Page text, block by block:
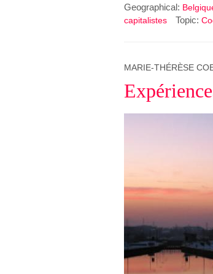
Geographical:
capitalistes
Topic:
MARIE-THÉRÈSE